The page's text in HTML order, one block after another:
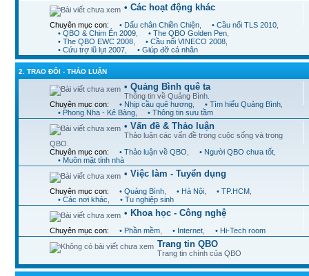
• Các hoạt động khác
Chuyên mục con: • Dấu chân Chiền Chiện • Cầu nối TLS 2010
• QBO & Chim Én 2009
• The QBO Golden Pen
• The QBO EWC 2008
• Cầu nối VINECO 2008
• Cứu trợ lũ lụt 2007
• Giúp đỡ cá nhân
2. TRAO ĐỔI - THẢO LUẬN
• Quảng Bình quê ta
Thông tin về Quảng Bình.
Chuyên mục con:
• Nhịp cầu quê hương • Tìm hiểu Quảng Bình
• Phong Nha - Kẻ Bàng
• Thông tin sưu tầm
• Vấn đề & Thảo luận
Thảo luận các vấn đề trong cuộc sống và trong
QBO.
Chuyên mục con:
• Thảo luận về QBO • Người QBO chưa tốt
• Muôn mặt tỉnh nhà
• Việc làm - Tuyển dụng
Chuyên mục con: • Quảng Bình • Hà Nội • TP.HCM
• Các nơi khác
• Tu nghiệp sinh
• Khoa học - Công nghệ
Chuyên mục con: • Phần mềm • Internet • Hi-Tech room
Trang tin QBO
Trang tin chính của QBO